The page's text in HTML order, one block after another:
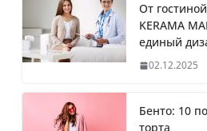
От
KERAMA
единый
02.12.2025
Бенто: 10
торта